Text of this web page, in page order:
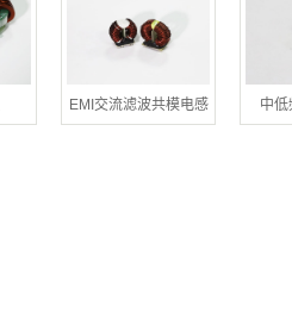
EMI交流滤波共模电感 中